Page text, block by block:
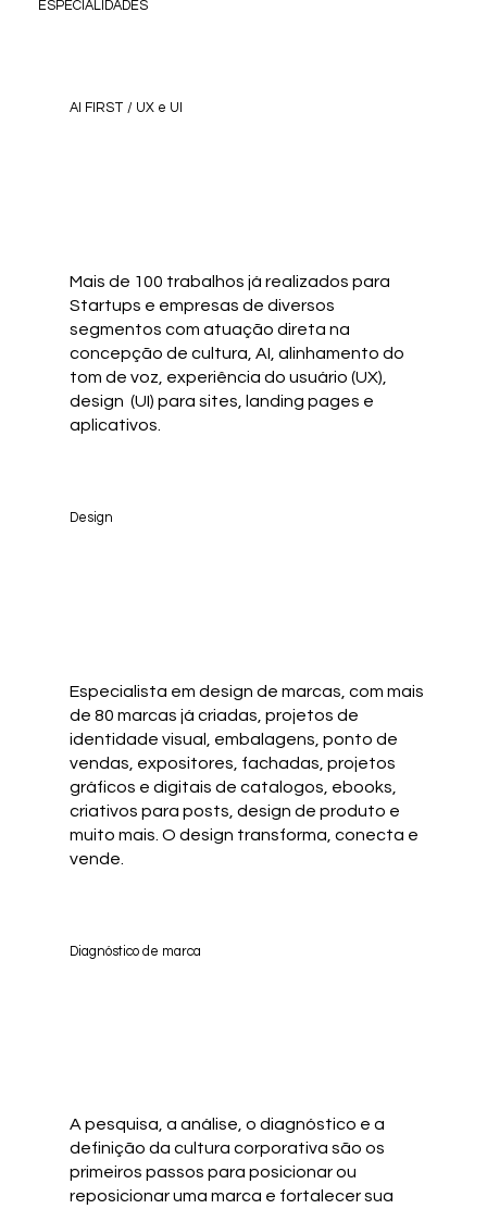
AI FIRST / UX e UI
Mais de 100 trabalhos já realizados para
Startups e empresas de diversos
segmentos com atuação direta na
concepção de cultura, AI, alinhamento do
tom de voz, experiência do usuário (UX),
design (UI) para sites, landing pages e
aplicativos.
Design
Especialista em design de marcas, com mais
de 80 marcas já criadas, projetos de
identidade visual, embalagens, ponto de
vendas, expositores, fachadas, projetos
gráficos e digitais de catalogos, ebooks,
criativos para posts, design de produto e
muito mais. O design transforma, conecta e
vende.
Diagnóstico de marca
A pesquisa, a análise, o diagnóstico e a
definição da cultura corporativa são os
primeiros passos para posicionar ou
reposicionar uma marca e fortalecer sua
ESPECIALIDADES